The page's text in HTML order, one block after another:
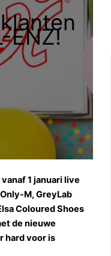
ENZ!
1 januari live
M, GreyLab
Coloured Shoes
de nieuwe
hard voor is